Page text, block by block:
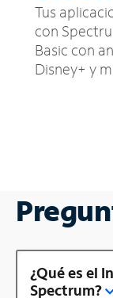
Tus
con
Basic con
Disney+ y
¿Qué es el
Spectrum?